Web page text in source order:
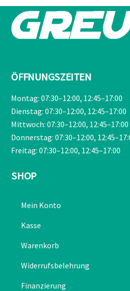
ÖFFNUNGSZEITEN
Montag: 07:30–12:00, 12:45–17:00
Dienstag: 07:30–12:00, 12:45–17:00
Mittwoch: 07:30–12:00, 12:45–17:00
Donnerstag: 07:30–12:00,
Freitag: 07:30–12:00, 12:45–17:00
SHOP
Mein Konto
Kasse
Warenkorb
Widerrufsbelehrung
Finanzierung